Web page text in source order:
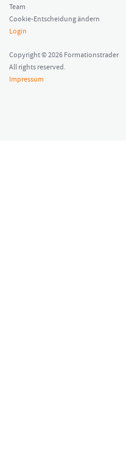
Team
Cookie-Entscheidung ändern
Login
Copyright © 2026 Formationstrader
All rights reserved.
Impressum